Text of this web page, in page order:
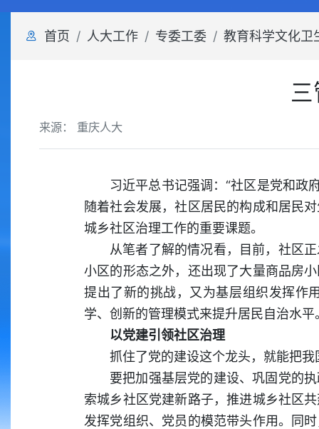
首页 人大工作 专委工委 教育科学文化卫
来源： 重庆人大
习近平总书记强调：“社区是党和政
随着社会发展，社区居民的构成和居民
城乡社区治理工作的重要课题。
从笔者了解的情况看，目前，社区
小区的形态之外，还出现了大量商品房
提出了新的挑战，又为基层组织发挥作
学、创新的管理模式来提升居民自治水平
以党建引领社区治理
抓住了党的建设这个龙头，就能把
要把加强基层党的建设、巩固党的
索城乡社区党建新路子，推进城乡社区
发挥党组织、党员的模范带头作用。同